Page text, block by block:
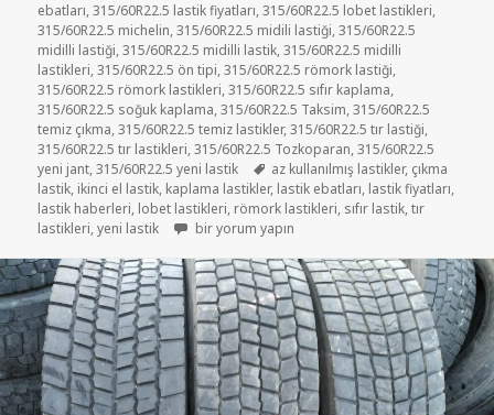
ebatları,315/60R22.5 lastik fiyatları,315/60R22.5 lobet lastikleri,
315/60R22.5 michelin,315/60R22.5 midili lastiği,315/60R22.5
midilli lastiği,315/60R22.5 midilli lastik,315/60R22.5 midilli
lastikleri,315/60R22.5 ön tipi,315/60R22.5 römork lastiği,
315/60R22.5 römork lastikleri,315/60R22.5 sıfır kaplama,
315/60R22.5 soğuk kaplama,315/60R22.5 Taksim,315/60R22.5
temiz çıkma,315/60R22.5 temiz lastikler,315/60R22.5 tır lastiği,
315/60R22.5 tır lastikleri,315/60R22.5 Tozkoparan,315/60R22.5
yeni jant,315/60R22.5 yeni lastik Etiketler
az kullanılmış lastikler, çıkma
lastik, ikinci el lastik, kaplama lastikler, lastik ebatları, lastik fiyatları,
lastik haberleri, lobet lastikleri, römork lastikleri, sıfır lastik,tır
lastikleri,yeni lastik 315-60-22.5 DİŞLİ TIR LASTİKLER için
bir yorum yapın